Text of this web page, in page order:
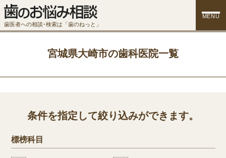
歯医者への相談･検索は「歯のねっと」
MENU
宮城県大崎市の歯科医院一覧
条件を指定して絞り込みができます。
標榜科目